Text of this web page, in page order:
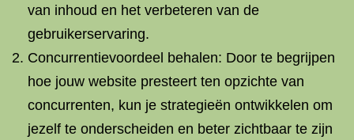
van inhoud en het verbeteren van de
gebruikerservaring.
Concurrentievoordeel behalen: Door te begrijpen
hoe jouw website presteert ten opzichte van
concurrenten, kun je strategieën ontwikkelen om
jezelf te onderscheiden en beter zichtbaar te zijn